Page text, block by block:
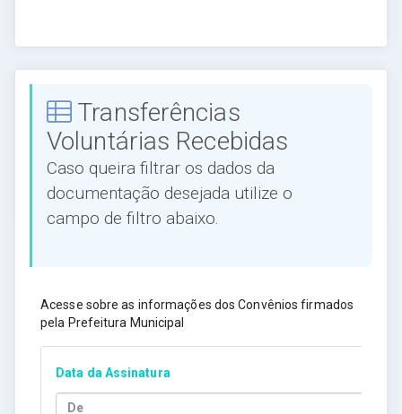
Transferências
Voluntárias Recebidas
Caso queira filtrar os dados da
documentação desejada utilize o
campo de filtro abaixo.
Acesse sobre as informações dos Convênios firmados
pela Prefeitura Municipal
Data da Assinatura
All